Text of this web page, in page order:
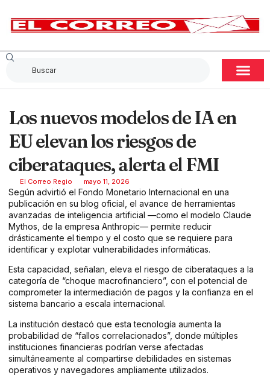
Los nuevos modelos de IA en
EU elevan los riesgos de
ciberataques, alerta el FMI
El Correo Regio mayo 11, 2026
Según advirtió el Fondo Monetario Internacional en una
publicación en su blog oficial, el avance de herramientas
avanzadas de inteligencia artificial —como el modelo Claude
Mythos, de la empresa Anthropic— permite reducir
drásticamente el tiempo y el costo que se requiere para
identificar y explotar vulnerabilidades informáticas.
Esta capacidad, señalan, eleva el riesgo de ciberataques a la
categoría de “choque macrofinanciero”, con el potencial de
comprometer la intermediación de pagos y la confianza en el
sistema bancario a escala internacional.
La institución destacó que esta tecnología aumenta la
probabilidad de “fallos correlacionados”, donde múltiples
instituciones financieras podrían verse afectadas
simultáneamente al compartirse debilidades en sistemas
operativos y navegadores ampliamente utilizados.